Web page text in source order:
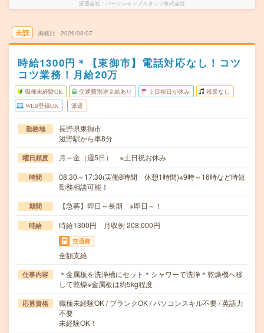
派遣会社 パーソルテンプスタッフ株式会社
未読 掲載日 2026/08/07
時給1300円＊【東御市】電話対応なし！コツ
コツ業務！月給20万
職種未経験OK 交通費別途支給あり 土日祝日が休み 残業なし
WEB登録OK 派遣
勤務地
長野県東御市
滋野駅から車8分
曜日頻度 月～金（週5日） ※土日祝お休み
時間
08:30～17:30(実働8時間 休憩1時間)※9時～16時など時短
勤務相談可能！
期間 【急募】即日～長期 ※即日～！
時給 時給1300円 月収例 208,000円
交通費
全額支給
仕事内容
＊金属板を洗浄槽にセット＊シャワーで洗浄＊乾燥機へ移
して乾燥※金属板は約5kg程度
応募資格
職種未経験OK / ブランクOK / パソコンスキル不要 / 英語力
不要
未経験OK！